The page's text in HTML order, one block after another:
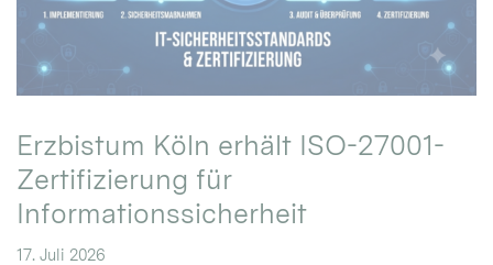
Erzbistum Köln erhält ISO-27001-
Zertifizierung für
Informationssicherheit
17. Juli 2026